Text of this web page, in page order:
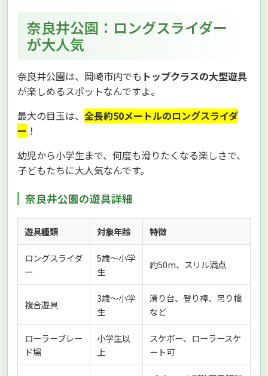
奈良井公園：ロングスライダー
が大人気
奈良井公園は、岡崎市内でも トップクラスの大型遊具
が楽しめるスポットなんですよ。
最大の目玉は、 全長約50メートルのロングスライダ
ー ！
幼児から小学生まで、何度も滑りたくなる楽しさで、
子どもたちに大人気なんです。
奈良井公園の遊具詳細
遊具種類 対象年齢 特徴
ロングスライダ
ー
5歳〜小学
生
約50m、スリル満点
複合遊具
3歳〜小学
生
滑り台、登り棒、吊り橋
など
ローラーブレー
ド場
小学生以
上
スケボー、ローラースケ
ート可